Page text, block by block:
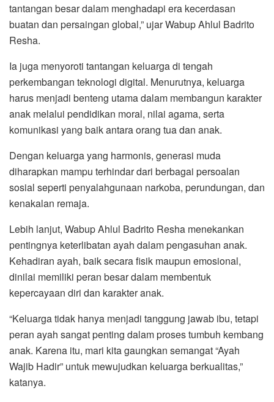
tantangan besar dalam menghadapi era kecerdasan
buatan dan persaingan global,” ujar Wabup Ahlul Badrito
Resha.
Ia juga menyoroti tantangan keluarga di tengah
perkembangan teknologi digital. Menurutnya, keluarga
harus menjadi benteng utama dalam membangun karakter
anak melalui pendidikan moral, nilai agama, serta
komunikasi yang baik antara orang tua dan anak.
Dengan keluarga yang harmonis, generasi muda
diharapkan mampu terhindar dari berbagai persoalan
sosial seperti penyalahgunaan narkoba, perundungan, dan
kenakalan remaja.
Lebih lanjut, Wabup Ahlul Badrito Resha menekankan
pentingnya keterlibatan ayah dalam pengasuhan anak.
Kehadiran ayah, baik secara fisik maupun emosional,
dinilai memiliki peran besar dalam membentuk
kepercayaan diri dan karakter anak.
“Keluarga tidak hanya menjadi tanggung jawab ibu, tetapi
peran ayah sangat penting dalam proses tumbuh kembang
anak. Karena itu, mari kita gaungkan semangat “Ayah
Wajib Hadir” untuk mewujudkan keluarga berkualitas,”
katanya.